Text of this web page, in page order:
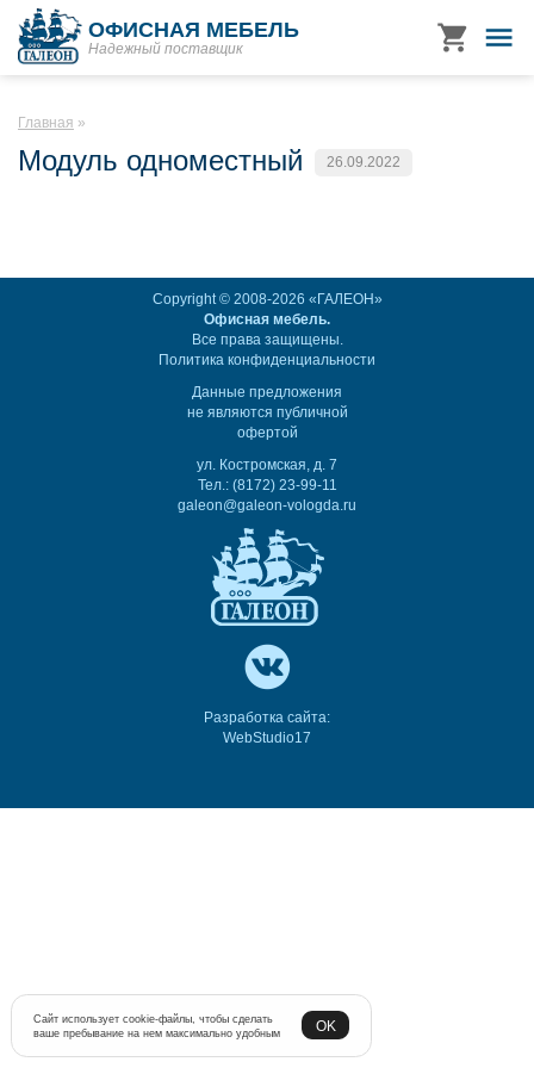
ОФИСНАЯ МЕБЕЛЬ
Надежный поставщик
Главная
Модуль одноместный 26.09.2022
Copyright © 2008-2026 «ГАЛЕОН»
Офисная мебель.
Все права защищены.
Политика конфиденциальности
Данные предложения
не являются публичной
офертой
ул. Костромская, д. 7
Тел.: (8172) 23-99-11
galeon@galeon-vologda.ru
Разработка сайта:
WebStudio17
Сайт использует cookie-файлы, чтобы сделать
ваше пребывание на нем максимально удобным
OK